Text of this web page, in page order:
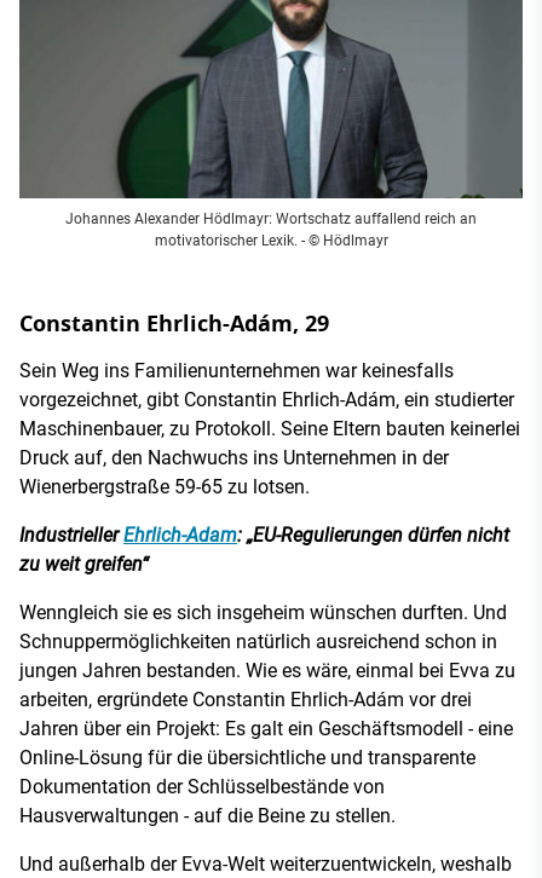
Johannes Alexander Hödlmayr: Wortschatz auffallend reich an
motivatorischer Lexik. - © Hödlmayr
Constantin Ehrlich-Adám, 29
Sein Weg ins Familienunternehmen war keinesfalls
vorgezeichnet, gibt Constantin Ehrlich-Adám, ein studierter
Maschinenbauer, zu Protokoll. Seine Eltern bauten keinerlei
Druck auf, den Nachwuchs ins Unternehmen in der
Wienerbergstraße 59-65 zu lotsen.
IndustriellerEhrlich-Adam: „EU-Regulierungen dürfen nicht
zu weit greifen“
Wenngleich sie es sich insgeheim wünschen durften. Und
Schnuppermöglichkeiten natürlich ausreichend schon in
jungen Jahren bestanden. Wie es wäre, einmal bei Evva zu
arbeiten, ergründete Constantin Ehrlich-Adám vor drei
Jahren über ein Projekt: Es galt ein Geschäftsmodell - eine
Online-Lösung für die übersichtliche und transparente
Dokumentation der Schlüsselbestände von
Hausverwaltungen - auf die Beine zu stellen.
Und außerhalb der Evva-Welt weiterzuentwickeln, weshalb